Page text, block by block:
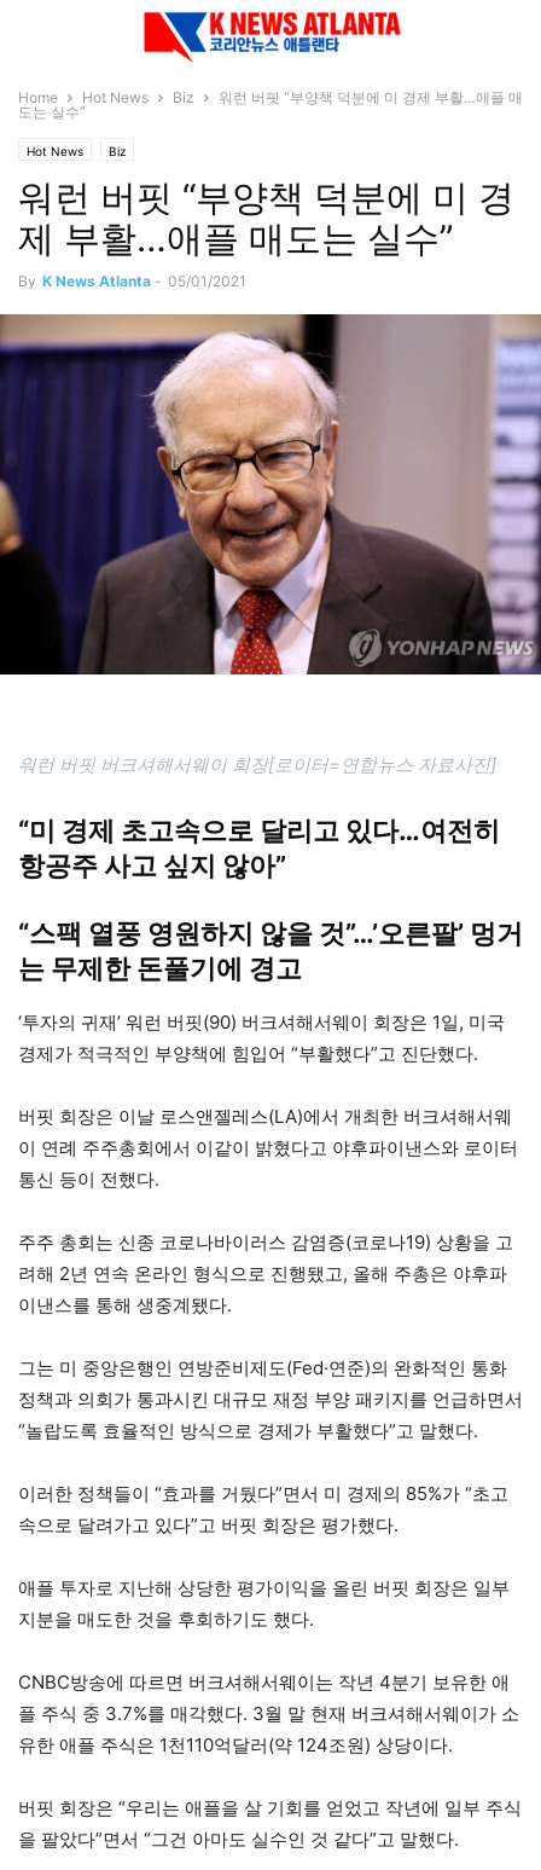
Home Hot News Biz
워런 버핏 “부양책 덕분에 미 경제 부활…애플 매
도는 실수”
Hot News Biz
워런 버핏 “부양책 덕분에 미 경
제 부활…애플 매도는 실수”
By K News Atlanta - 05/01/2021
워런 버핏 버크셔해서웨이 회장[로이터=연합뉴스 자료사진]
“미 경제 초고속으로 달리고 있다…여전히
항공주 사고 싶지 않아”
“스팩 열풍 영원하지 않을 것”…’오른팔’ 멍거
는 무제한 돈풀기에 경고
‘투자의 귀재’ 워런 버핏(90) 버크셔해서웨이 회장은 1일, 미국
경제가 적극적인 부양책에 힘입어 “부활했다”고 진단했다.
버핏 회장은 이날 로스앤젤레스(LA)에서 개최한 버크셔해서웨
이 연례 주주총회에서 이같이 밝혔다고 야후파이낸스와 로이터
통신 등이 전했다.
주주 총회는 신종 코로나바이러스 감염증(코로나19) 상황을 고
려해 2년 연속 온라인 형식으로 진행됐고, 올해 주총은 야후파
이낸스를 통해 생중계됐다.
그는 미 중앙은행인 연방준비제도(Fed·연준)의 완화적인 통화
정책과 의회가 통과시킨 대규모 재정 부양 패키지를 언급하면서
“놀랍도록 효율적인 방식으로 경제가 부활했다”고 말했다.
이러한 정책들이 “효과를 거뒀다”면서 미 경제의 85%가 “초고
속으로 달려가고 있다”고 버핏 회장은 평가했다.
애플 투자로 지난해 상당한 평가이익을 올린 버핏 회장은 일부
지분을 매도한 것을 후회하기도 했다.
CNBC방송에 따르면 버크셔해서웨이는 작년 4분기 보유한 애
플 주식 중 3.7%를 매각했다. 3월 말 현재 버크셔해서웨이가 소
유한 애플 주식은 1천110억달러(약 124조원) 상당이다.
버핏 회장은 “우리는 애플을 살 기회를 얻었고 작년에 일부 주식
을 팔았다”면서 “그건 아마도 실수인 것 같다”고 말했다.